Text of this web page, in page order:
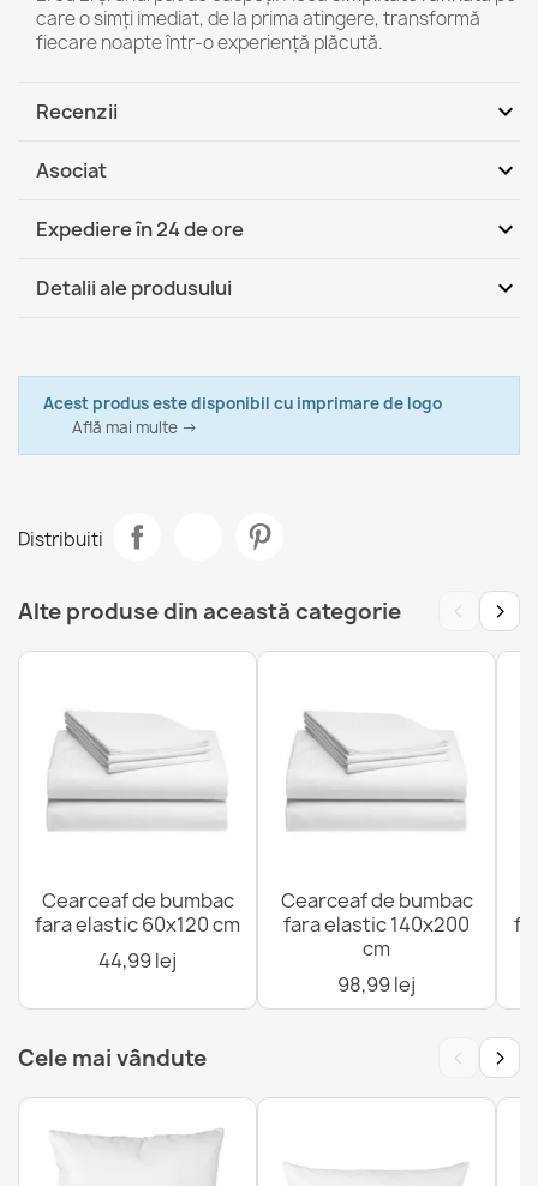
care o simți imediat, de la prima atingere, transformă
fiecare noapte într-o experiență plăcută.
Recenzii expand_more
Asociat expand_more
133,99 lej
Cearceaf de bumbac fara elastic 80x200 cm
Cearceaf de bumbac fara elastic 160x200 cm
108,99 lej
Cearceaf de bumbac fara elastic 70x140 cm
53,99 lej
Cearceaf de bumbac fara elastic 90x200 cm
78,99 lej
Expediere în 24 de ore expand_more
DHL / GLS România - Ramburs (COD)
Detalii ale produsului expand_more
Fisa tehnica
Culoare
Mărime
Referinte specifice
Cod EAN13
5907500858870
MPN 2123
Acest produs este disponibil cu imprimare de logo
Află mai multe →
Distribuiti
Alte produse din această categorie ‹ ›
Cearceaf de bumbac
fara elastic 60x120 cm
44,99 lej
Cearceaf de bumbac
fara elastic 140x200
cm
98,99 lej
Cele mai vândute ‹ ›